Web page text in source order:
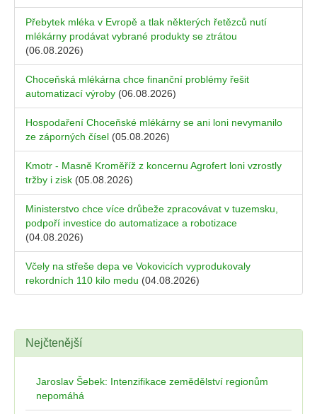
Přebytek mléka v Evropě a tlak některých řetězců nutí
mlékárny prodávat vybrané produkty se ztrátou
(06.08.2026)
Choceňská mlékárna chce finanční problémy řešit
automatizací výroby (06.08.2026)
Hospodaření Choceňské mlékárny se ani loni nevymanilo
ze záporných čísel (05.08.2026)
Kmotr - Masně Kroměříž z koncernu Agrofert loni vzrostly
tržby i zisk (05.08.2026)
Ministerstvo chce více drůbeže zpracovávat v tuzemsku,
podpoří investice do automatizace a robotizace
(04.08.2026)
Včely na střeše depa ve Vokovicích vyprodukovaly
rekordních 110 kilo medu (04.08.2026)
Nejčtenější
Jaroslav Šebek: Intenzifikace zemědělství regionům
nepomáhá